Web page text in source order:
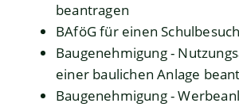
beantragen
BAföG für einen
Baugenehmigung -
einer baulichen Anlage
Baugenehmigung -